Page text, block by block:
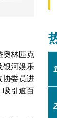
奥林匹克
银河娱乐
协委员进
引逾百
1
2